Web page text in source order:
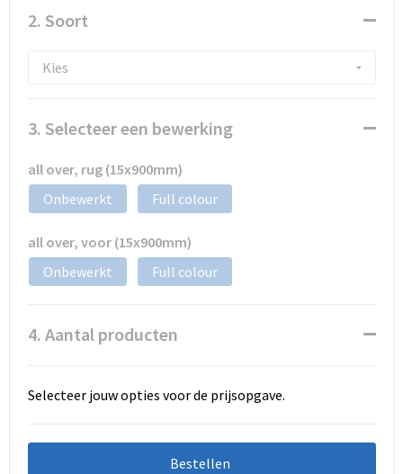
2. Soort
3. Selecteer een bewerking
all over, rug (15x900mm)
Onbewerkt
Full colour
all over, voor (15x900mm)
Onbewerkt
Full colour
4. Aantal producten
Selecteer jouw opties voor de prijsopgave.
Bestellen